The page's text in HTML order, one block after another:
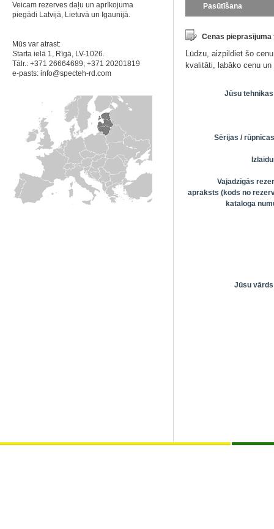
Veicam rezerves daļu un aprīkojuma
piegādi Latvijā, Lietuvā un Igaunijā.
Mūs var atrast:
Starta ielā 1, Rīgā, LV-1026.
Tālr.: +371 26664689; +371 20201819
e-pasts: info@specteh-rd.com
Pasūtīšana
Cenas pieprasījuma
Lūdzu, aizpildiet šo
kvalitāti, labāko cenu
Jūsu
Sērijas /
Vajadzīgās
apraksts (kods no
kataloga
Jūsu